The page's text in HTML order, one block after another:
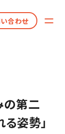
合わせ
の第二
姿勢」